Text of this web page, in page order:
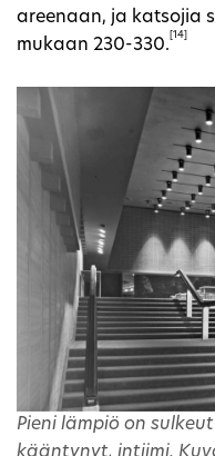
areenaan, ja katsojia
mukaan 230-330.
[14]
Pieni lämpiö on